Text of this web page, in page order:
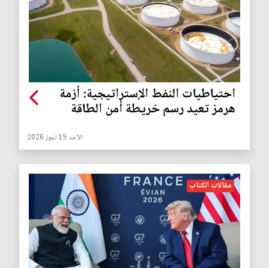
احتياطيات النفط الإستراتيجية: أزمة
هرمز تعيد رسم خريطة أمن الطاقة
الأحد 19 تموز 2026
مقالات الكتاب